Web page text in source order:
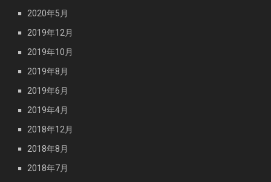
2020年5月
2019年12月
2019年10月
2019年8月
2019年6月
2019年4月
2018年12月
2018年8月
2018年7月